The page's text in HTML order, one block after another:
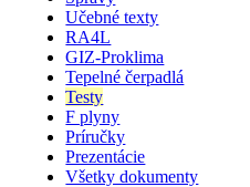
Učebné texty
RA4L
GIZ-Proklima
Tepelné čerpadlá
Testy
F plyny
Príručky
Prezentácie
Všetky dokumenty